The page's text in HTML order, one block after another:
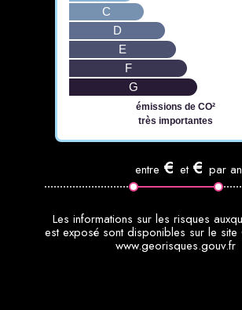
C
D
E
F
G
émissions de CO²
très importantes
entre € et € par an
www.georisques.gouv.fr